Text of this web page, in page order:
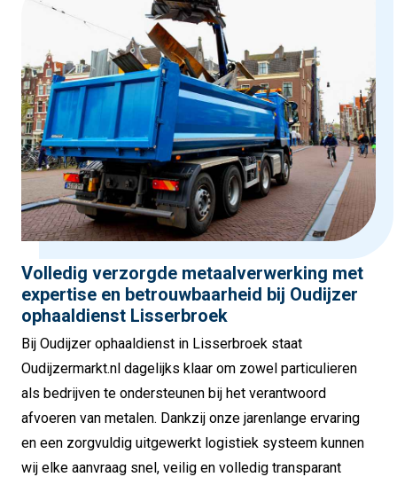
Volledig verzorgde metaalverwerking met
expertise en betrouwbaarheid bij Oudijzer
ophaaldienst Lisserbroek
Bij Oudijzer ophaaldienst in Lisserbroek staat
Oudijzermarkt.nl dagelijks klaar om zowel particulieren
als bedrijven te ondersteunen bij het verantwoord
afvoeren van metalen. Dankzij onze jarenlange ervaring
en een zorgvuldig uitgewerkt logistiek systeem kunnen
wij elke aanvraag snel, veilig en volledig transparant